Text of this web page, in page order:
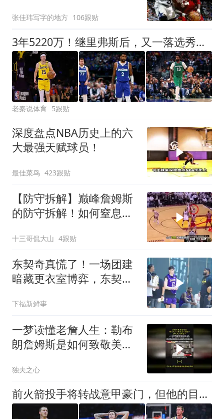
张佳玮写字的地方 106跟贴
3年5220万！继里弗斯后，又一落选秀获得千万级年薪，本赛季场均15+4+3
老秦说体育 5跟贴
深度盘点NBA历史上的六
大最强天赋球员！
最佳菜鸟 423跟贴
【防守拆解】巅峰詹姆斯
的防守拆解！如何窒息封
十三哥侃大山 4跟贴
东契奇真慌了！一场团建
暗藏更衣室博弈，东契奇
下福新鲜事
一梦读懂老詹人生：勒布
朗詹姆斯是如何致敬美国
独夫之心
前火箭投手将转战意甲豪门，但他的目标还是回到NBA赛场？